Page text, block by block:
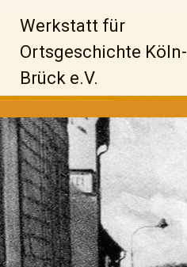
Inhalt
springen
Werkstatt für
Ortsgeschichte Köln-
Brück e.V.